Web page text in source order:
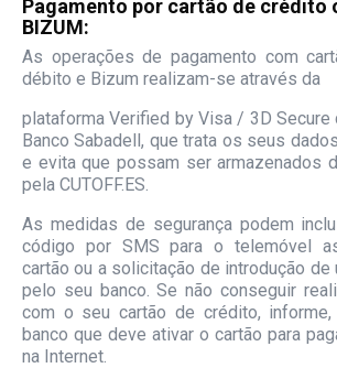
Pagamento por cartão de crédito
BIZUM:
As operações de pagamento com
débito e Bizum realizam-se através da
plataforma Verified by Visa / 3D Secure
Banco Sabadell, que trata os seus
e evita que possam ser armazenados
pela CUTOFF.ES.
As medidas de segurança podem
código por SMS para o telemóvel
cartão ou a solicitação de introdução
pelo seu banco. Se não conseguir
com o seu cartão de crédito,
banco que deve ativar o cartão para
na Internet.